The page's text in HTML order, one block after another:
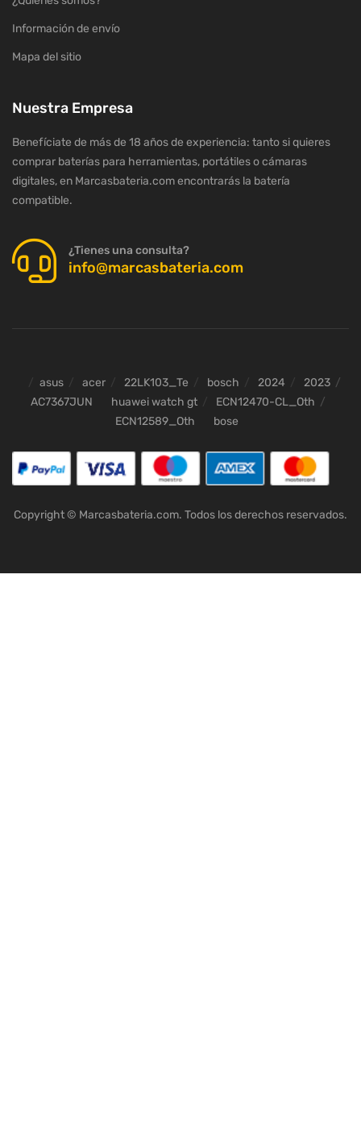
Información de envío
Mapa del sitio
Nuestra Empresa
Benefíciate de más de 18 años de experiencia: tanto si quieres
comprar baterías para herramientas, portátiles o cámaras
digitales, en Marcasbateria.com encontrarás la batería
compatible.
¿Tienes una consulta?
info@marcasbateria.com
asus acer 22LK103_Te bosch 2024
2023
AC7367JUN
huawei watch gt
ECN12470-CL_Oth
ECN12589_Oth
bose
Copyright © Marcasbateria.com. Todos los derechos reservados.